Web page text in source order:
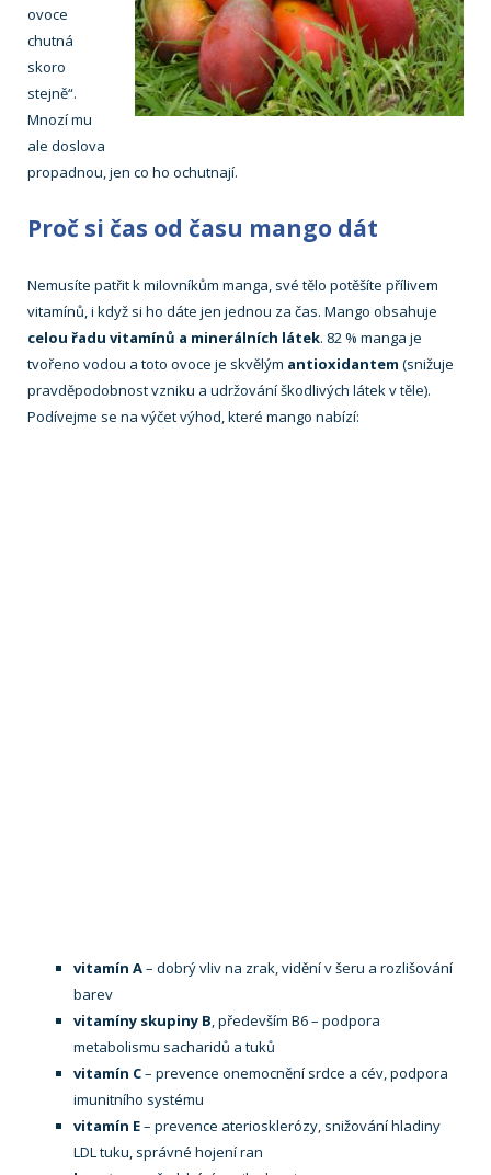
ovoce
chutná
skoro
stejně“.
Mnozí mu
ale doslova
propadnou, jen co ho ochutnají.
Proč si čas od času mango dát
Nemusíte patřit k milovníkům manga, své tělo potěšíte přílivem
vitamínů, i když si ho dáte jen jednou za čas. Mango obsahuje
celou řadu vitamínů a minerálních látek. 82 % manga je
tvořeno vodou a toto ovoce je skvělým antioxidantem (snižuje
pravděpodobnost vzniku a udržování škodlivých látek v těle).
Podívejme se na výčet výhod, které mango nabízí:
vitamín A– dobrý vliv na zrak, vidění v šeru a rozlišování
barev
vitamíny skupiny B, především B6 – podpora
metabolismu sacharidů a tuků
vitamín C– prevence onemocnění srdce a cév, podpora
imunitního systému
vitamín E– prevence ateriosklerózy, snižování hladiny
LDL tuku, správné hojení ran